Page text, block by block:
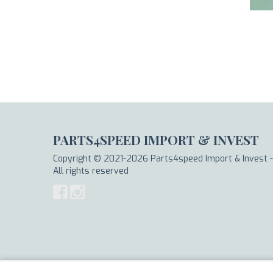
PARTS4SPEED IMPORT & INVEST
Copyright © 2021-2026 Parts4speed Import & Invest -
All rights reserved